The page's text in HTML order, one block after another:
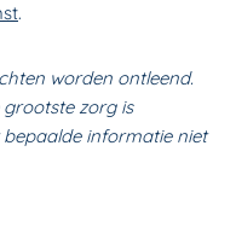
.
worden ontleend.
zorg is
informatie niet